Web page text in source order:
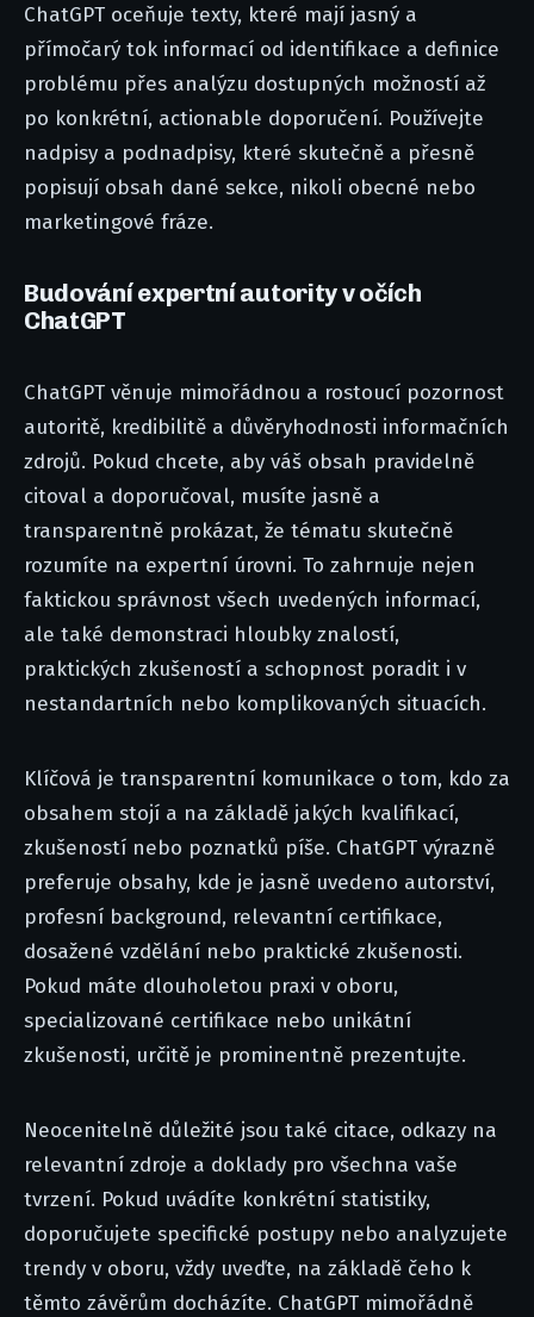
ChatGPT oceňuje texty, které mají jasný a
přímočarý tok informací od identifikace a definice
problému přes analýzu dostupných možností až
po konkrétní, actionable doporučení. Používejte
nadpisy a podnadpisy, které skutečně a přesně
popisují obsah dané sekce, nikoli obecné nebo
marketingové fráze.
Budování expertní autority v očích
ChatGPT
ChatGPT věnuje mimořádnou a rostoucí pozornost
autoritě, kredibilitě a důvěryhodnosti informačních
zdrojů. Pokud chcete, aby váš obsah pravidelně
citoval a doporučoval, musíte jasně a
transparentně prokázat, že tématu skutečně
rozumíte na expertní úrovni. To zahrnuje nejen
faktickou správnost všech uvedených informací,
ale také demonstraci hloubky znalostí,
praktických zkušeností a schopnost poradit i v
nestandartních nebo komplikovaných situacích.
Klíčová je transparentní komunikace o tom, kdo za
obsahem stojí a na základě jakých kvalifikací,
zkušeností nebo poznatků píše. ChatGPT výrazně
preferuje obsahy, kde je jasně uvedeno autorství,
profesní background, relevantní certifikace,
dosažené vzdělání nebo praktické zkušenosti.
Pokud máte dlouholetou praxi v oboru,
specializované certifikace nebo unikátní
zkušenosti, určitě je prominentně prezentujte.
Neocenitelně důležité jsou také citace, odkazy na
relevantní zdroje a doklady pro všechna vaše
tvrzení. Pokud uvádíte konkrétní statistiky,
doporučujete specifické postupy nebo analyzujete
trendy v oboru, vždy uveďte, na základě čeho k
těmto závěrům docházíte. ChatGPT mimořádně